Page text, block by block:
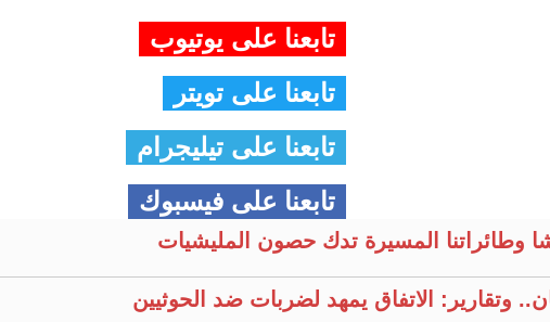
تابعنا على يوتيوب
تابعنا على تويتر
تابعنا على تيليجرام
تابعنا على فيسبوك
وطائراتنا المسيرة تدك حصون المليشيات
وتقارير: الاتفاق يمهد لضربات ضد الحوثيين